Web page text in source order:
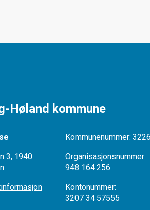
Høland kommune
3, 1940
Kommunenummer: 3226
Organisasjonsnummer:
948 164 256
Kontonummer:
3207 34 57555